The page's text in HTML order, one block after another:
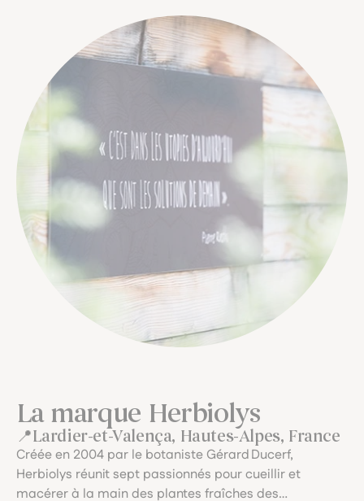
La marque Herbiolys
Lardier-et-Valença, Hautes-Alpes, France
Créée en 2004 par le botaniste Gérard Ducerf,
Herbiolys réunit sept passionnés pour cueillir et
macérer à la main des plantes fraîches des